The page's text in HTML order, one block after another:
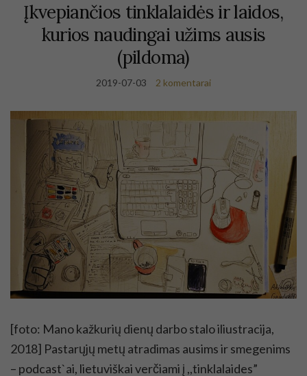
Įkvepiančios tinklalaidės ir laidos,
kurios naudingai užims ausis
(pildoma)
2019-07-03 2 komentarai
[foto: Mano kažkurių dienų darbo stalo iliustracija,
2018] Pastarųjų metų atradimas ausims ir smegenims
– podcast`ai, lietuviškai verčiami į ,,tinklalaides”